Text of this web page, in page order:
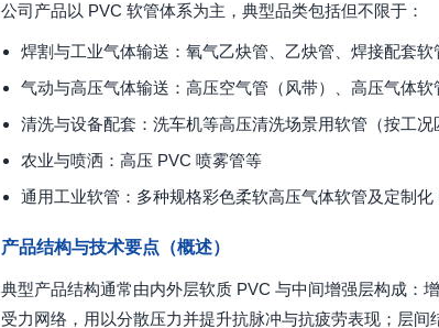
公司产品以 PVC 软管体系为主，典型品类包括但不限于：
焊割与工业气体输送：氧气乙炔管、乙炔管、焊接配套软
气动与高压气体输送：高压空气管（风带）、高压气体软
清洗与设备配套：洗车机等高压清洗场景用软管（按工况
农业与喷洒：高压 PVC 喷雾管等
通用工业软管：多种规格彩色柔软高压气体软管及定制化
产品结构与技术要点（概述）
典型产品结构通常由内外层软质 PVC 与中间增强层构成：
受力网络，用以分散压力并提升抗脉冲与抗疲劳表现；层